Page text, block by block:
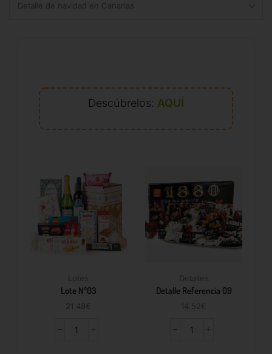
Descúbrelos: AQUÍ
Lotes
Lote Nº03
21.48 €
Detalles
Detalle Referencia 09
14.52 €